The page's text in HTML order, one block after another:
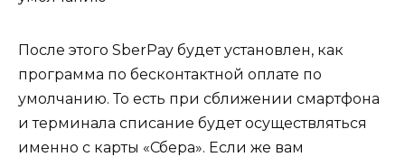
После этого SberPay будет установлен, как
программа по бесконтактной оплате по
умолчанию. То есть при сближении смартфона
и терминала списание будет осуществляться
именно с карты «Сбера». Если же вам